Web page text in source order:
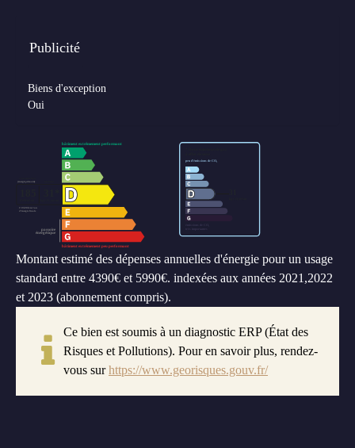
Publicité
Biens d'exception
Oui
Montant estimé des dépenses annuelles d'énergie pour un usage
standard entre 4390€ et 5990€. indexées aux années 2021,2022
et 2023 (abonnement compris).
Ce bien est soumis à un diagnostic ERP (État des
Risques et Pollutions). Pour en savoir plus, rendez-
vous surhttps://www.georisques.gouv.fr/